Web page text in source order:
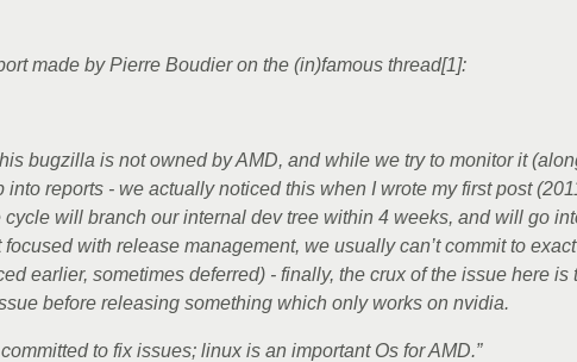
made by Pierre Boudier on the (in)famous thread[1]:
bugzilla is not owned by AMD, and while we try to monitor it
reports - we actually noticed this when I wrote my first post
will branch our internal dev tree within 4 weeks, and will go
with release management, we usually can’t commit to
earlier, sometimes deferred) - finally, the crux of the issue here
before releasing something which only works on nvidia.
to fix issues; linux is an important Os for AMD.”